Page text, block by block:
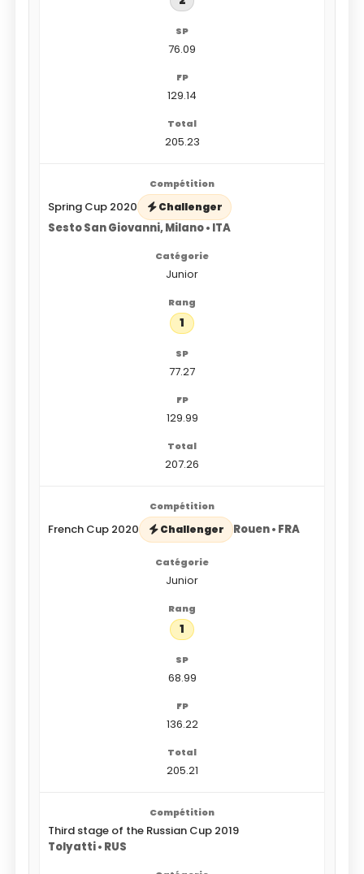
76.09
129.14
205.23
Spring Cup 2020 Challenger
Sesto San Giovanni, Milano • ITA
Junior
1
77.27
129.99
207.26
French Cup 2020 Challenger Rouen • FRA
Junior
1
68.99
136.22
205.21
Third stage of the Russian Cup 2019
Tolyatti • RUS